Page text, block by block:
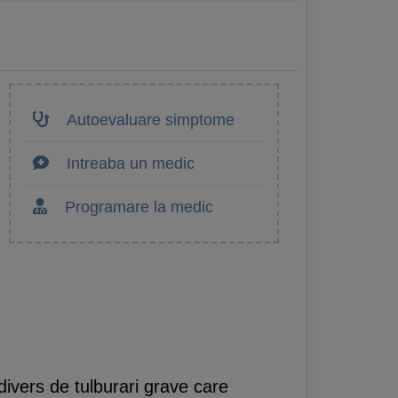
Autoevaluare simptome
Intreaba un medic
Programare la medic
de tulburari grave care